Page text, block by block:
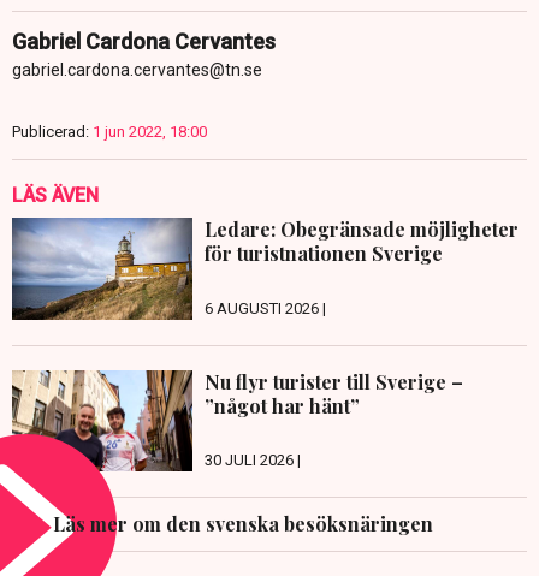
Gabriel Cardona Cervantes
gabriel.cardona.cervantes@tn.se
Publicerad: 1 jun 2022, 18:00
LÄS ÄVEN
Ledare: Obegränsade möjligheter
för turistnationen Sverige
6 AUGUSTI 2026 |
Nu flyr turister till Sverige –
”något har hänt”
30 JULI 2026 |
Läs mer om den svenska besöksnäringen